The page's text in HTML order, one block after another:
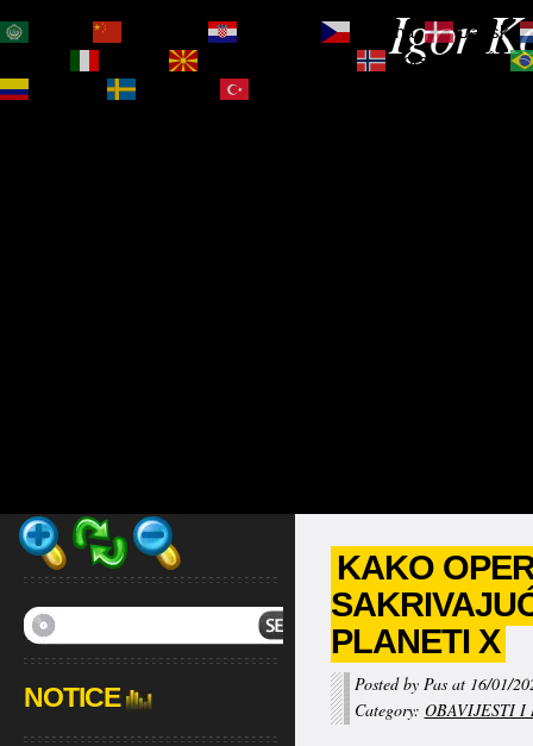
Igor
KAKO
PLANETI X
Posted by Pas at 16/01/
Category: OBAVIJESTI I
NOTICE
Čeština‎
Dansk
Norsk bokmål